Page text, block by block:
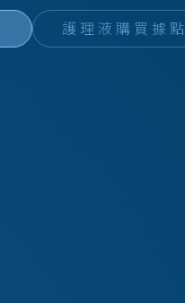
護理液購買據點